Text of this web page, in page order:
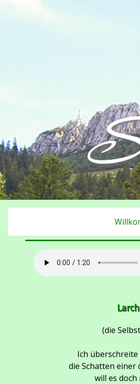
(die
Ich
die Schatten
will es